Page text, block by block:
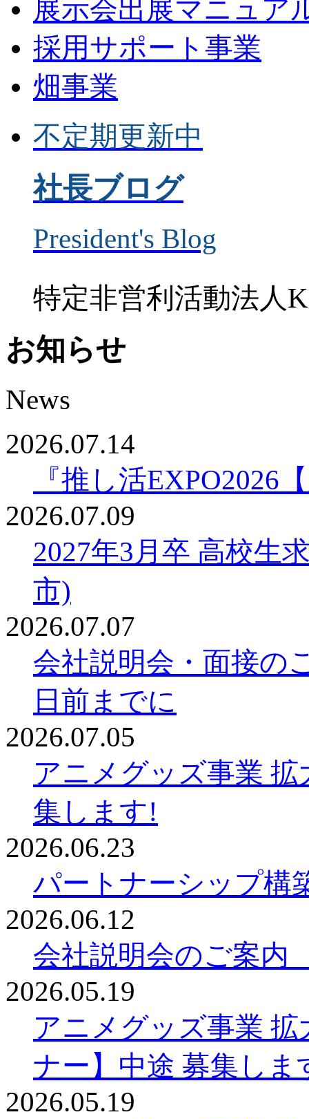
展示会出展マニュア
採用サポート事業
畑事業
不定期更新中
社長ブログ
President's Blog
特定非営利活動法人
お知らせ
News
2026.07.14
『推し活EXPO2026
2026.07.09
2027年3月卒 高校生
市)
2026.07.07
会社説明会・面接
日前までに
2026.07.05
アニメグッズ事業
集します!
2026.06.23
パートナーシップ構
2026.06.12
会社説明会のご案
2026.05.19
アニメグッズ事業
ナー】中途 募集しま
2026.05.19